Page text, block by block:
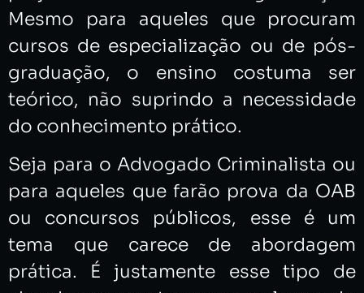
Mesmo para aqueles que procuram
cursos de especialização ou de pós-
graduação, o ensino costuma ser
teórico, não suprindo a necessidade
do conhecimento prático.
Seja para o Advogado Criminalista ou
para aqueles que farão prova da OAB
ou concursos públicos, esse é um
tema que carece de abordagem
prática. É justamente esse tipo de